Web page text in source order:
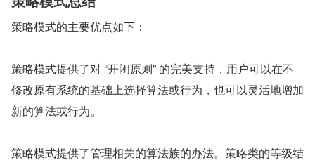
策略模式的主要优点如下：
策略模式提供了对 “开闭原则” 的完美支持，用户可以在不
修改原有系统的基础上选择算法或行为，也可以灵活地增加
新的算法或行为。
策略模式提供了管理相关的算法族的办法。策略类的等级结